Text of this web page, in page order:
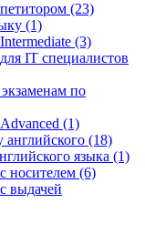
(23)
(1)
(3)
IT специалистов
по
(1)
(18)
языка (1)
носителем (6)
выдачей